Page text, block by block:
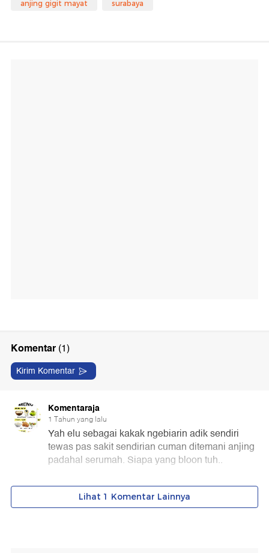
anjing gigit mayat surabaya